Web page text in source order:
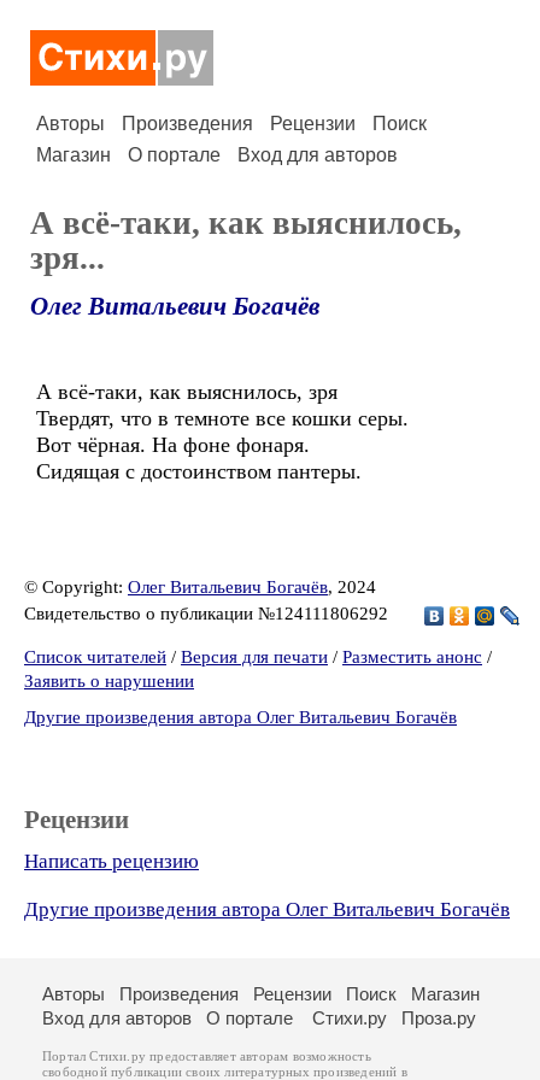
Авторы Произведения Рецензии
Поиск
Магазин
О портале Вход для авторов
А всё-таки, как выяснилось,
зря...
Олег Витальевич Богачёв
А всё-таки, как выяснилось, зря
Твердят, что в темноте все кошки серы.
Вот чёрная. На фоне фонаря.
Сидящая с достоинством пантеры.
© Copyright: Олег Витальевич Богачёв, 2024
Свидетельство о публикации №124111806292
Список читателей / Версия для печати / Разместить анонс /
Заявить о нарушении
Другие произведения автора Олег Витальевич Богачёв
Рецензии
Написать рецензию
Другие произведения автора Олег Витальевич Богачёв
Авторы Произведения Рецензии Поиск
Магазин
Вход для авторов
О портале Стихи.ру Проза.ру
Портал Стихи.ру предоставляет авторам возможность
свободной публикации своих литературных произведений в